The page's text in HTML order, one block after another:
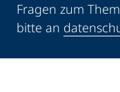
Fragen zum
bitte an